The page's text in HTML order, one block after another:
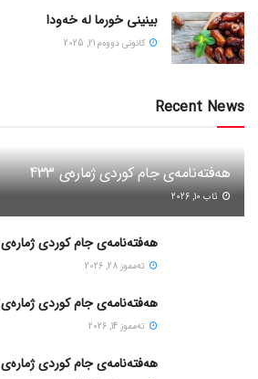
بینینی خورما لە خەودا
كانونی دووه‌م 21, 2025
Recent News
هەفتەنامەی جام کوردی ژمارەی 433
ئاب 10, 2026
هەفتەنامەی جام کوردی ژمارەی 432
ته‌مموز 28, 2026
هەفتەنامەی جام کوردی ژمارەی 431
ته‌مموز 14, 2026
هەفتەنامەی جام کوردی ژمارەی 430